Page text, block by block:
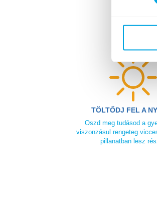
TÖLTŐDJ FEL A
Oszd meg tudásod a
viszonzásul rengeteg
pillanatban lesz